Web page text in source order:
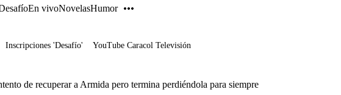
En vivoNovelasHumor
Inscripciones 'Desafío' YouTube Caracol Televisión
de recuperar a Armida pero termina perdiéndola para siempre